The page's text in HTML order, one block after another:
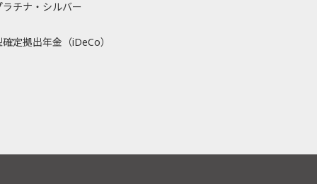
ラチナ・シルバー
定拠出年金（iDeCo）